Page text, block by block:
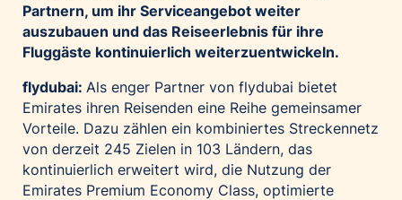
Muse Electronics
Neuroth
Ökopharm
Palfinger AG
Polestar
REXEL Austria
Partnern, um ihr Serviceangebot weiter
auszubauen und das Reiseerlebnis für ihre
Fluggäste kontinuierlich weiterzuentwickeln.
flydubai: Als enger Partner von flydubai bietet
Emirates ihren Reisenden eine Reihe gemeinsamer
Vorteile. Dazu zählen ein kombiniertes Streckennetz
von derzeit 245 Zielen in 103 Ländern, das
kontinuierlich erweitert wird, die Nutzung der
Emirates Premium Economy Class, optimierte